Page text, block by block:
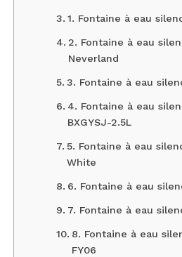
1. Fontaine à eau
2. Fontaine à eau
Neverland
3. Fontaine à eau
4. Fontaine à eau
‎BXGYSJ-2.5L
5. Fontaine à eau
White
6. Fontaine à eau
7. Fontaine à eau
8. Fontaine à eau
FY06